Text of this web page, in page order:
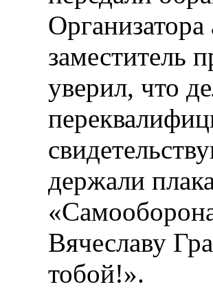
заместитель
уверил, что
держали
Вячеславу
тобой!».